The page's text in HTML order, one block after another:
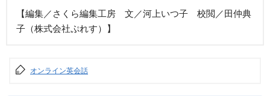
【編集／さくら編集工房 文／河上いつ子 校閲／田仲典
子（株式会社ぷれす）】
オンライン英会話